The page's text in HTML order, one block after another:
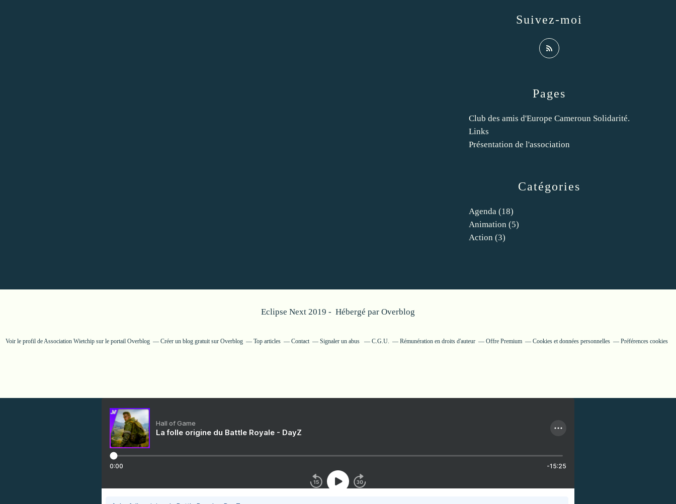
Catégories
Agenda (18)
Animation (5)
Action (3)
Pages
Club des amis d'Europe Cameroun Solidarité.
Links
Présentation de l'association
Suivez-moi
Eclipse Next 2019 - Hébergé par Overblog
Voir le profil deAssociation Wietchipsur le portail Overblog Créer un blog gratuit sur Overblog Top articles Contact Signaler un abus C.G.U. Rémunération en droits d'auteur Offre Premium Cookies et données personnelles Préférences cookies
Hall of Game
La folle origine du Battle Royale - DayZ
0:00 -15:25